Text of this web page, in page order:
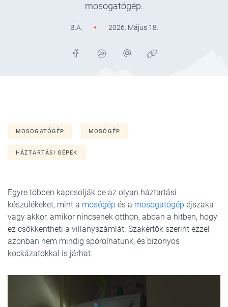
mosogatógép.
B.A. 2026. Május 18.
MOSOGATÓGÉP MOSÓGÉP
HÁZTARTÁSI GÉPEK
Egyre többen kapcsolják be az olyan háztartási
készülékeket, mint a mosógép és a mosogatógép éjszaka
vagy akkor, amikor nincsenek otthon, abban a hitben, hogy
ez csökkentheti a villanyszámlát. Szakértők szerint ezzel
azonban nem mindig spórolhatunk, és bizonyos
kockázatokkal is járhat.